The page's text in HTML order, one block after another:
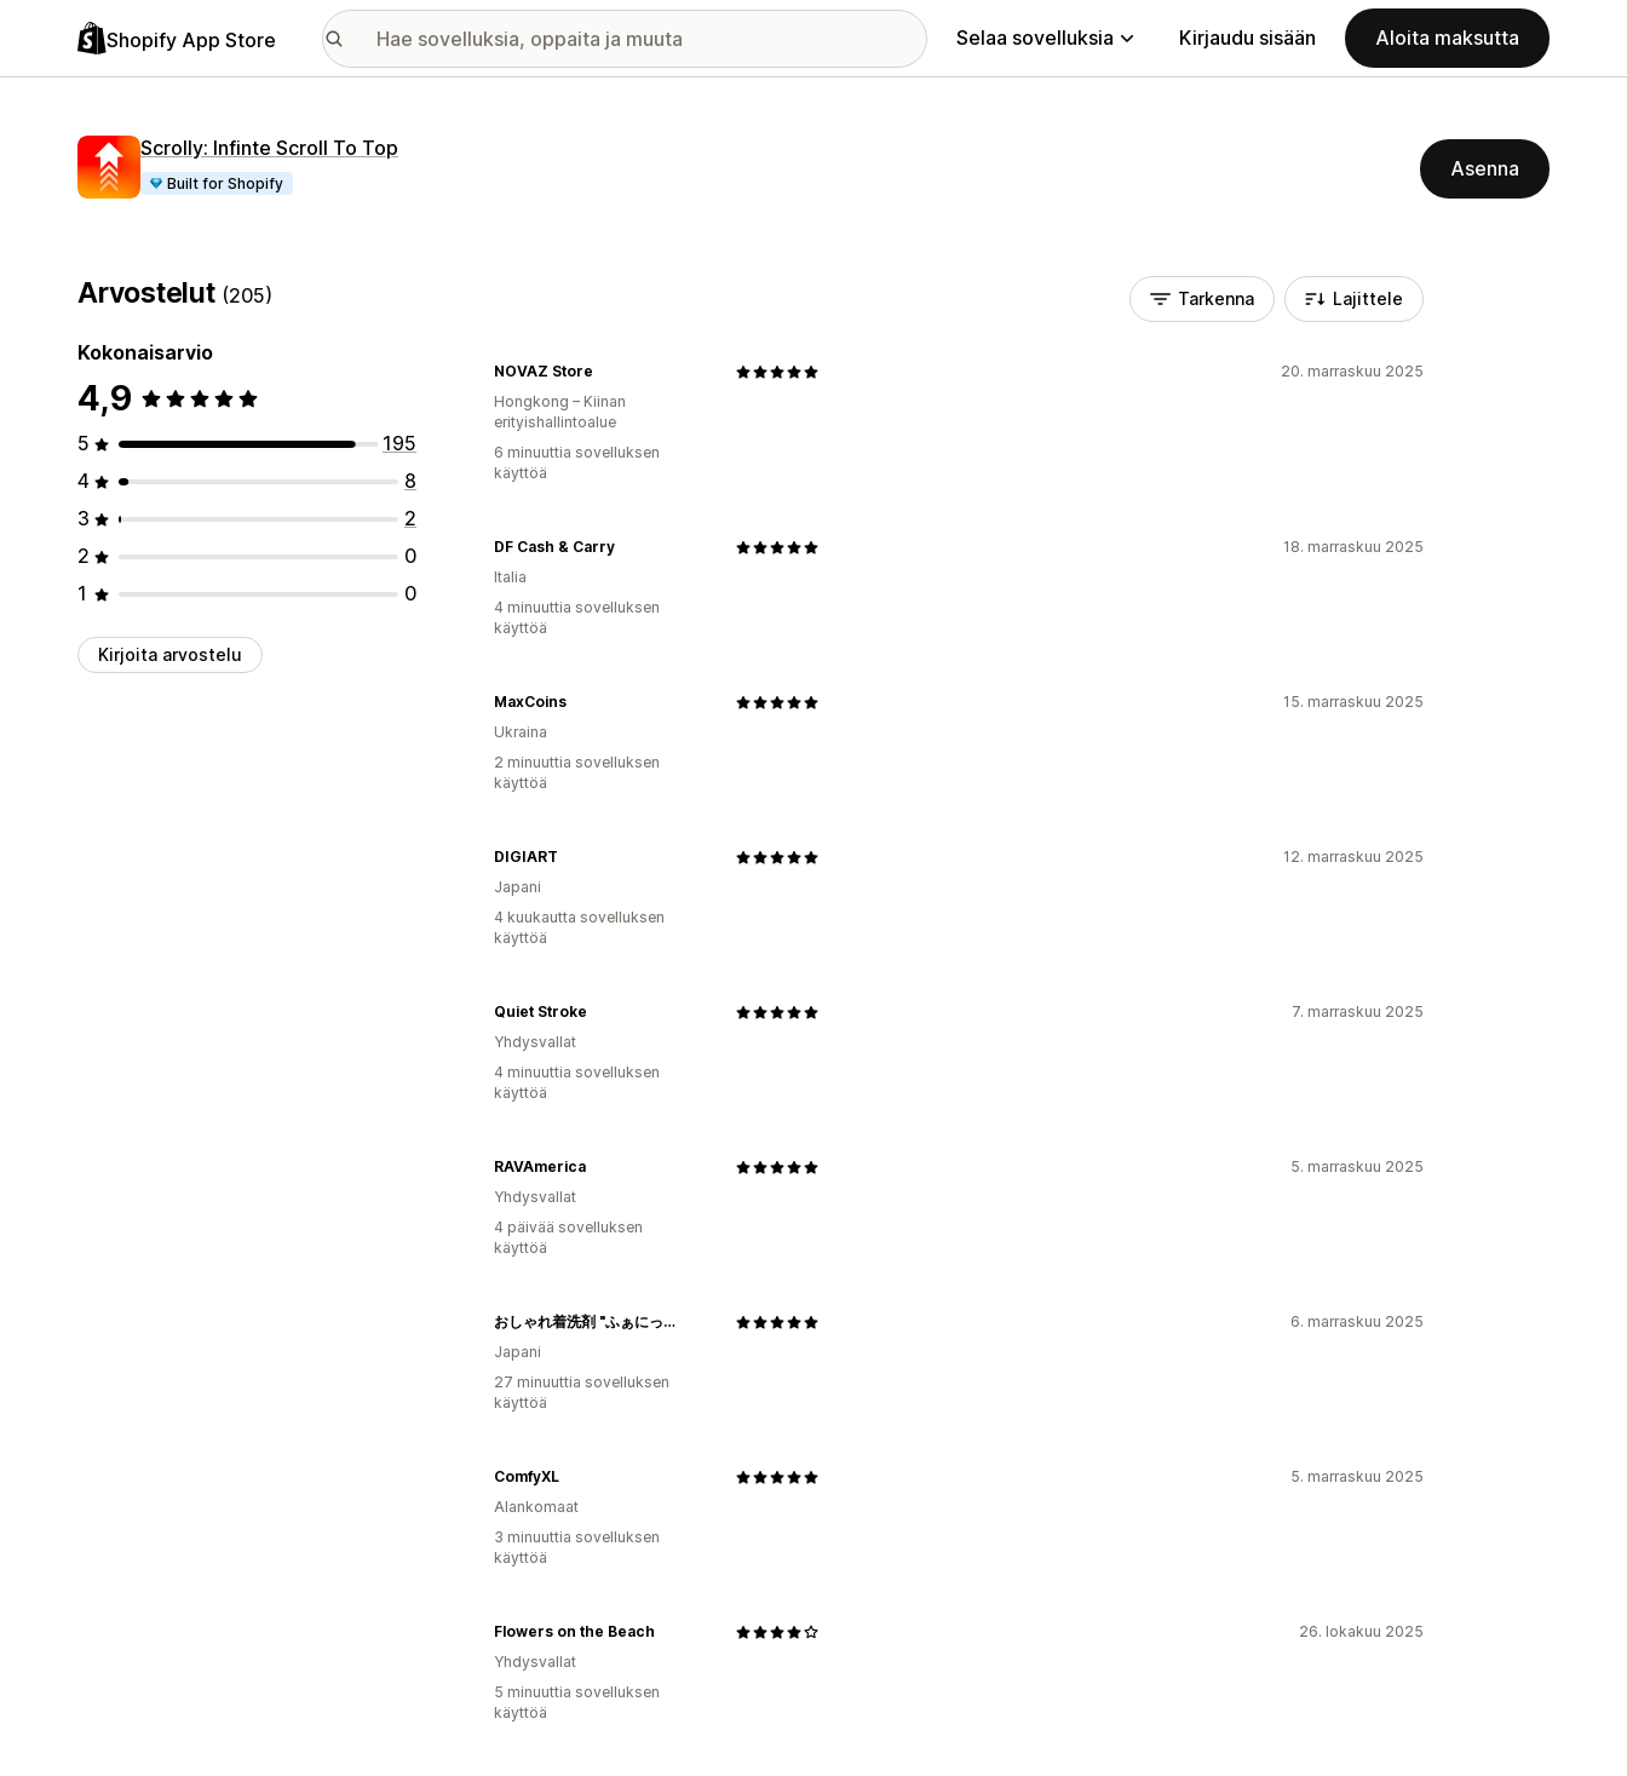
Shopify App Store Selaa sovelluksia Kirjaudu sisään Aloita maksutta
Scrolly: Infinte Scroll To Top
Built for Shopify
Asenna
Arvostelut (205)
Kokonaisarvio
4,9
5
195
4
8
3
2
2
0
1
0
Kirjoita arvostelu
Tarkenna Lajittele
20. marraskuu 2025
NOVAZ Store
Hongkong – Kiinan
erityishallintoalue
6 minuuttia sovelluksen
käyttöä
18. marraskuu 2025
DF Cash & Carry
Italia
4 minuuttia sovelluksen
käyttöä
15. marraskuu 2025
MaxCoins
Ukraina
2 minuuttia sovelluksen
käyttöä
12. marraskuu 2025
DIGIART
Japani
4 kuukautta sovelluksen
käyttöä
7. marraskuu 2025
Quiet Stroke
Yhdysvallat
4 minuuttia sovelluksen
käyttöä
5. marraskuu 2025
RAVAmerica
Yhdysvallat
4 päivää sovelluksen
käyttöä
6. marraskuu 2025
おしゃれ着洗剤 "ふぁにっと”
Japani
27 minuuttia sovelluksen
käyttöä
5. marraskuu 2025
ComfyXL
Alankomaat
3 minuuttia sovelluksen
käyttöä
26. lokakuu 2025
Flowers on the Beach
Yhdysvallat
5 minuuttia sovelluksen
käyttöä